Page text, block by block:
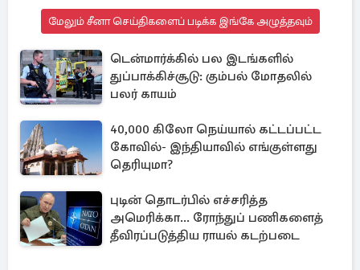
மேலும் சீனா செய்திகளைப் படிக்க இங்கே அழுத்தவும்
டென்மார்க்கில் பல இடங்களில்
துப்பாக்கிச்சூடு: கும்பல் மோதலில்
பலர் காயம்
40,000 கிலோ நெய்யால் கட்டப்பட்ட
கோவில்- இந்தியாவில் எங்குள்ளது
தெரியுமா?
புடின் தொடர்பில் எச்சரித்த
அமெரிக்கா... ரோந்துப் பணிகளைத்
தீவிரப்படுத்திய ராயல் கடற்படை